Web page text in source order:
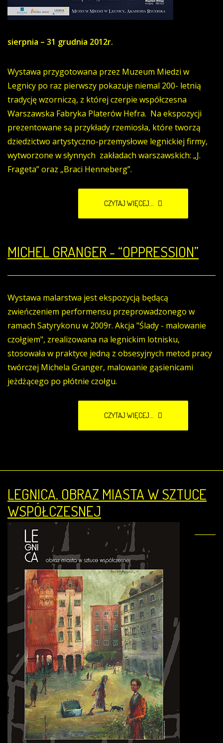
sierpnia – 31 grudnia 2012r.
Wystawa przygotowana przez Muzeum Miedzi w
Legnicy po raz pierwszy pokazuje niemal 200- letnią
tradycję wzorniczą, z której czerpie współczesna
Warszawska Fabryka Platerów Hefra. Na ekspozycji
prezentowane są przykłady rzemiosła, które tworzą
dziedzictwo artystyczno-przemysłowe legnickiej firmy,
wytworzone w słynnych zakładach warszawskich: „J.
Frageta” oraz „Braci Henneberg”.
CZYTAJ WIĘCEJ...
MICHEL GRANGER - “OPPRESSION”
Wystawa malarstwa jest ekspozycją będącą
zwieńczeniem performensu przeprowadzonego w
ramach Satyrykonu w 2009r. Akcja "Ślady - malowanie
czołgiem", zrealizowana na legnickim lotnisku,
stosowała w praktyce jedną z obsesyjnych metod pracy
twórczej Michela Granger, malowanie gąsienicami
jeżdżącego po płótnie czołgu.
CZYTAJ WIĘCEJ...
LEGNICA. OBRAZ MIASTA W SZTUCE
WSPÓŁCZESNEJ